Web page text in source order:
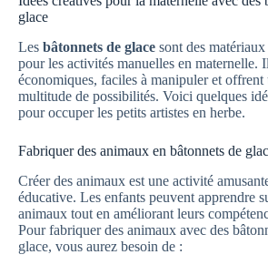
glace
Les bâtonnets de glace sont des
pour les activités manuelles en maternelle.
économiques, faciles à manipuler et offrent
multitude de possibilités. Voici quelques
pour occuper les petits artistes en herbe.
Fabriquer des animaux en bâtonnets de
Créer des animaux est une activité
éducative. Les enfants peuvent apprendre
animaux tout en améliorant leurs
Pour fabriquer des animaux avec des
glace, vous aurez besoin de :